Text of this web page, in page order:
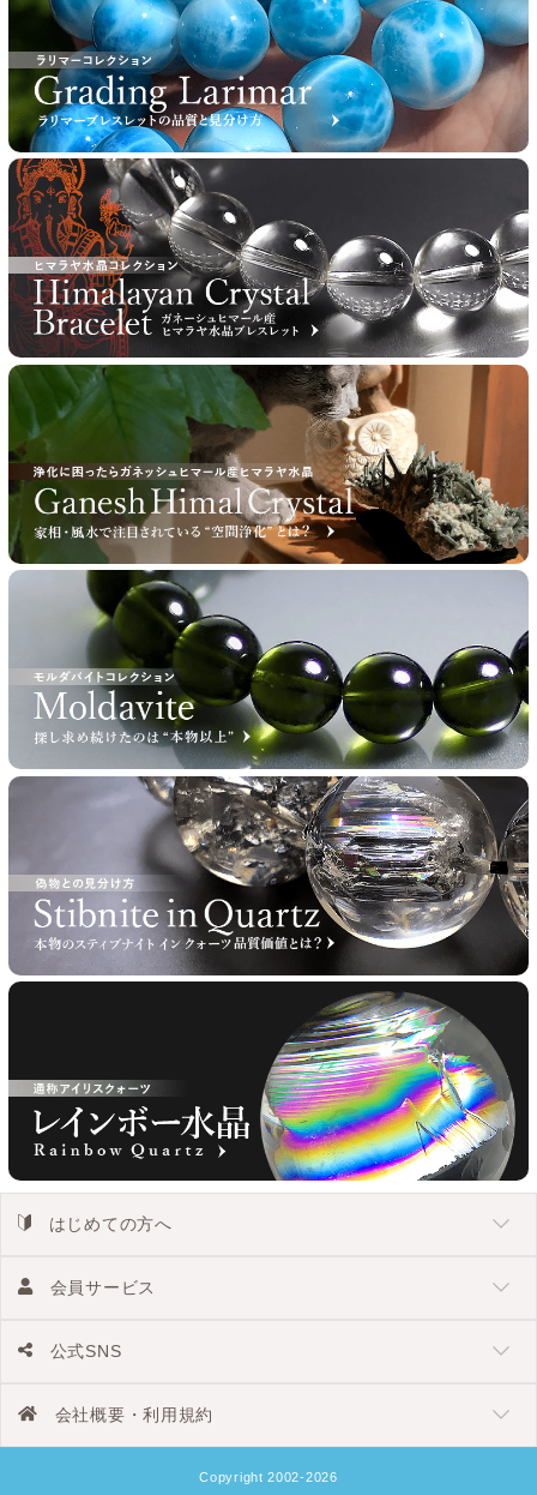
はじめての方へ
会員サービス
公式SNS
会社概要・利用規約
Copyright 2002-2026